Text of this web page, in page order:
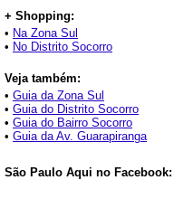
+ Shopping:
• Na Zona Sul
• No Distrito Socorro
Veja também:
• Guia da Zona Sul
• Guia do Distrito Socorro
• Guia do Bairro Socorro
• Guia da Av. Guarapiranga
São Paulo Aqui no Facebook: